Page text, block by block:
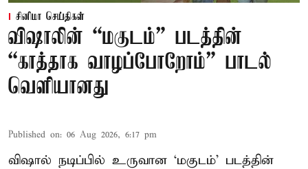
சினிமா செய்திகள்
விஷாலின் “மகுடம்” படத்தின்
“காத்தாக வாழப்போறோம்” பாடல்
வெளியானது
Published on: 06 Aug 2026, 6:17 pm
விஷால் நடிப்பில் உருவான ‘மகுடம்’ படத்தின்